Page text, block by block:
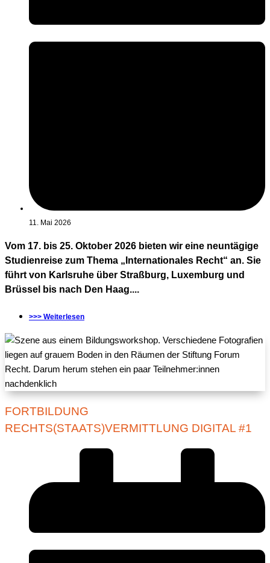
11. Mai 2026
Vom 17. bis 25. Oktober 2026 bieten wir eine neuntägige
Studienreise zum Thema „Internationales Recht“ an. Sie
führt von Karlsruhe über Straßburg, Luxemburg und
Brüssel bis nach Den Haag....
>>> Weiterlesen
FORTBILDUNG
RECHTS(STAATS)VERMITTLUNG DIGITAL #1